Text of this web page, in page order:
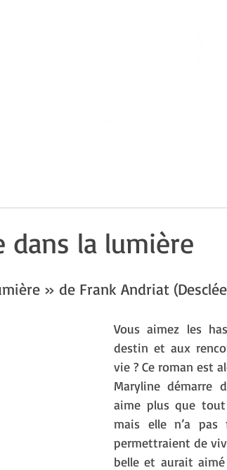
dans la lumière
» de Frank Andriat
Vous aimez les
destin et aux
vie ? Ce roman est
Maryline démarre
aime plus que
mais elle n’a
permettraient de
belle et aurait